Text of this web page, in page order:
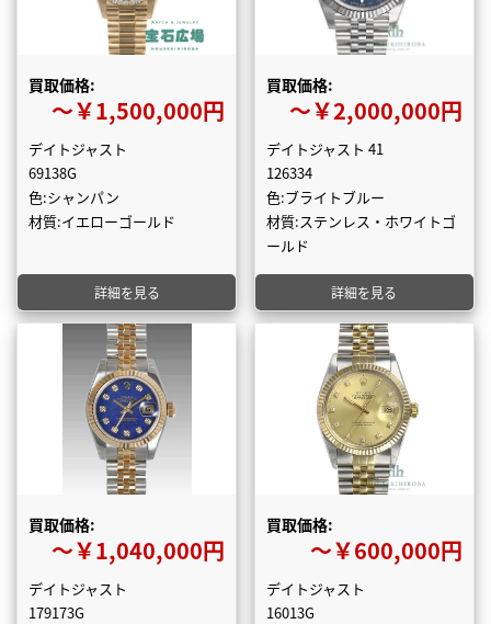
買取価格:
〜￥1,500,000円
デイトジャスト
69138G
色:シャンパン
材質:イエローゴールド
詳細を見る
買取価格:
〜￥2,000,000円
デイトジャスト 41
126334
色:ブライトブルー
材質:ステンレス・ホワイトゴ
ールド
詳細を見る
買取価格:
〜￥1,040,000円
デイトジャスト
179173G
買取価格:
〜￥600,000円
デイトジャスト
16013G